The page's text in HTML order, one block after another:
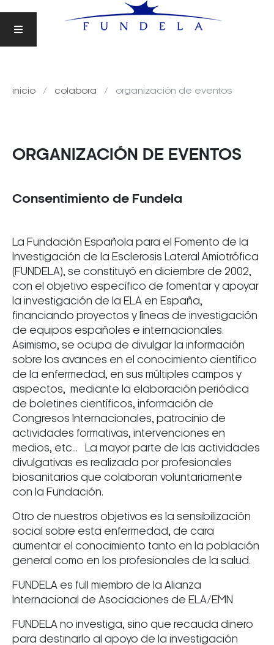
inicio colabora organización de eventos
ORGANIZACIÓN DE EVENTOS
Consentimiento de Fundela
La Fundación Española para el Fomento de la
Investigación de la Esclerosis Lateral Amiotrófica
(FUNDELA), se constituyó en diciembre de 2002,
con el objetivo específico de fomentar y apoyar
la investigación de la ELA en España,
financiando proyectos y líneas de investigación
de equipos españoles e internacionales.
Asimismo, se ocupa de divulgar la información
sobre los avances en el conocimiento científico
de la enfermedad, en sus múltiples campos y
aspectos, mediante la elaboración periódica
de boletines científicos, información de
Congresos Internacionales, patrocinio de
actividades formativas, intervenciones en
medios, etc... La mayor parte de las actividades
divulgativas es realizada por profesionales
biosanitarios que colaboran voluntariamente
con la Fundación.
Otro de nuestros objetivos es la sensibilización
social sobre esta enfermedad, de cara
aumentar el conocimiento tanto en la población
general como en los profesionales de la salud.
FUNDELA es full miembro de la Alianza
Internacional de Asociaciones de ELA/EMN
FUNDELA no investiga, sino que recauda dinero
para destinarlo al apoyo de la investigación